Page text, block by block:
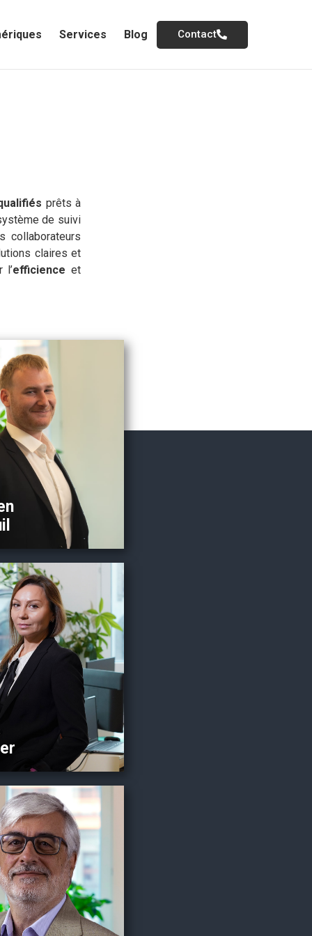
Services Blog Contact
prêts à
de suivi
collaborateurs
claires et
l’efficience et
d’agence Vevey
Synergie Fiduciaire
expérimenté
polyvalent
numériques de
bexio, Odoo &
Crésus
Aide-comptable
numériques de
bexio, Crésus &
Bio
et Président
d’honneur